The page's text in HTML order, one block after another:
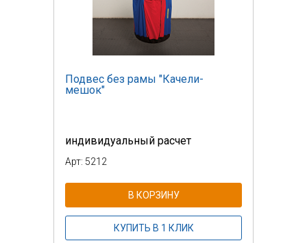
Подвес без рамы "Качели-
мешок"
индивидуальный расчет
Арт: 5212
В КОРЗИНУ
КУПИТЬ В 1 КЛИК